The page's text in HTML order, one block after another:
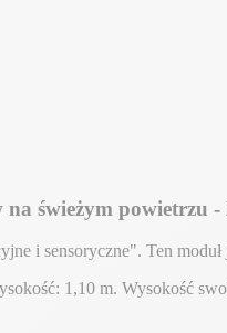
na świeżym powietrzu
i sensoryczne". Ten
1,10 m. Wysokość